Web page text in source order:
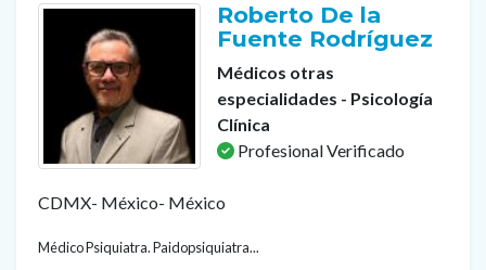
Roberto De la
Fuente Rodríguez
Médicos otras
especialidades - Psicología
Clínica
Profesional Verificado
CDMX- México- México
Médico Psiquiatra. Paidopsiquiatra...